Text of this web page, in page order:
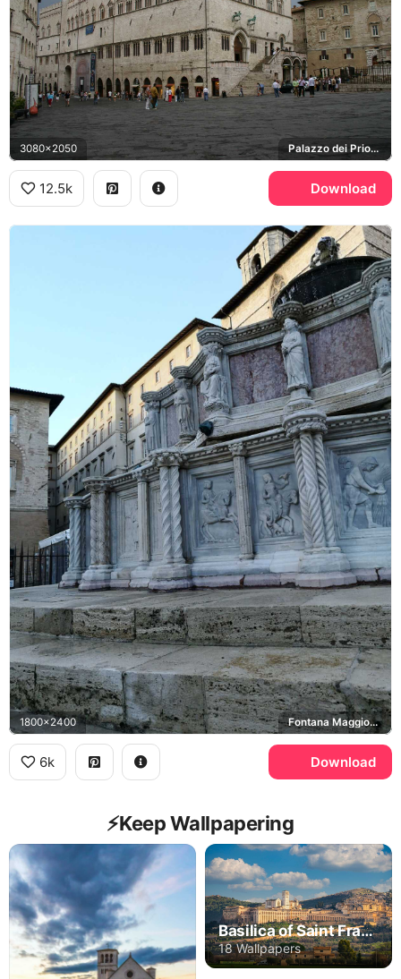
3080x2050 Palazzo dei Priori, Piazza IV Novembre
12.5k Download
1800x2400 Fontana Maggiore, Piazza IV Novembre
6k Download
⚡️Keep Wallpapering
Basilica of Saint Francis of Assisi
18 Wallpapers